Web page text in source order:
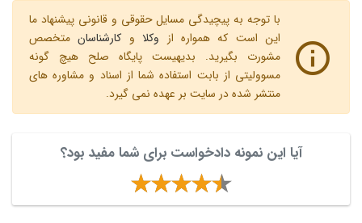
با توجه به پیچیدگی مسایل حقوقی و قانونی پیشنهاد ما
این است که همواره از وکلاو کارشناسانمتخصص
مشورت بگیرید. بدیهیست پایگاه صلح هیچ گونه
مسوولیتی از بابت استفاده شما از اسناد و مشاوره های
منتشر شده در سایت بر عهده نمی گیرد.
آیا این نمونه دادخواست برای شما مفید بود؟